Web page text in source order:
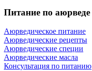
Питание по аюрведе
Аюрведическое питание
Аюрведические рецепты
Аюрведические специи
Аюрведические масла
Консультация по питанию